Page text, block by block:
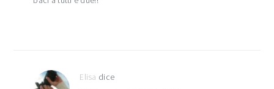
Elisa dice